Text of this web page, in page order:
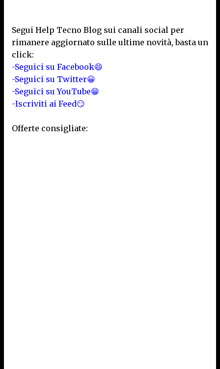
Segui Help Tecno Blog sui canali social per
rimanere aggiornato sulle ultime novità, basta un
click:
-Seguici su Facebook😄
-Seguici su Twitter😀
-Seguici su YouTube😁
-Iscriviti ai Feed😏
Offerte consigliate: